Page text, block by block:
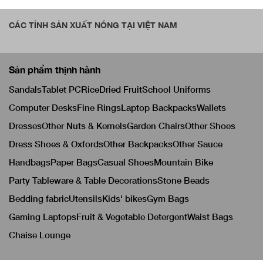
CÁC TỈNH SẢN XUẤT NÓNG TẠI VIỆT NAM
Sản phẩm thịnh hành
SandalsTablet PCRiceDried FruitSchool Uniforms
Computer DesksFine RingsLaptop BackpacksWallets
DressesOther Nuts & KernelsGarden ChairsOther Shoes
Dress Shoes & OxfordsOther BackpacksOther Sauce
HandbagsPaper BagsCasual ShoesMountain Bike
Party Tableware & Table DecorationsStone Beads
Bedding fabricUtensilsKids' bikesGym Bags
Gaming LaptopsFruit & Vegetable DetergentWaist Bags
Chaise Lounge